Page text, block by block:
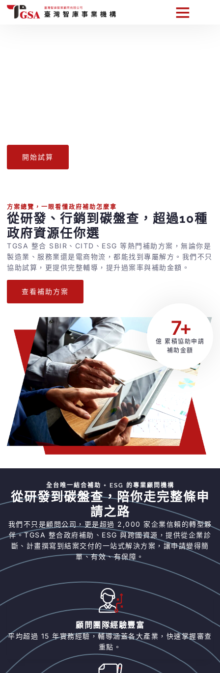
開始試算
方案總覽，一眼看懂政府補助怎麼拿
從研發、行銷到碳盤查，超過10種
政府資源任你選
TGSA 整合 SBIR、CITD、ESG 等熱門補助方案，無論你是
製造業、服務業還是電商物流，都能找到專屬解方。我們不只
協助試算，更提供完整輔導，提升過案率與補助金額。
查看補助方案
7+
億 累積協助申請
補助金額
全台唯一結合補助 + ESG 的專業顧問機構
從研發到碳盤查，陪你走完整條申
請之路
我們不只是顧問公司，更是超過 2,000 家企業信賴的轉型夥
伴。TGSA 整合政府補助、ESG 與跨國資源，提供從企業診
斷、計畫撰寫到結案交付的一站式解決方案，讓申請變得簡
單、有效、有保障。
顧問團隊經驗豐富
平均超過 15 年實務經驗，輔導涵蓋各大產業，快速掌握審查
重點。